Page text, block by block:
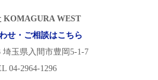
KOMAGURA WEST
せ・ご相談はこちら
埼玉県入間市豊岡5-1-7
04-2964-1296